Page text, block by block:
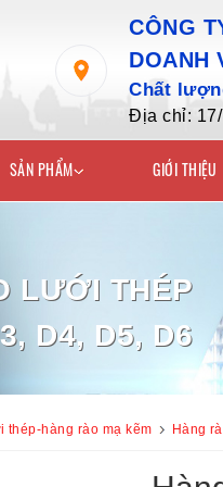
CÔNG
DOANH
Chất
Địa chỉ:
SẢN PHẨM GIỚI THIỆU
LƯỚI THÉP
D4, D5, D6
thép-hàng rào mạ kẽm Hàng